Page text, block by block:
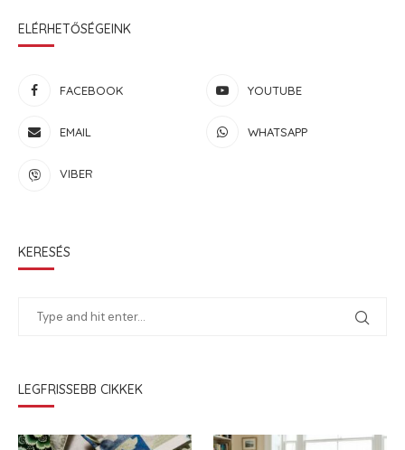
ELÉRHETŐSÉGEINK
FACEBOOK YOUTUBE
EMAIL WHATSAPP
VIBER
KERESÉS
LEGFRISSEBB CIKKEK